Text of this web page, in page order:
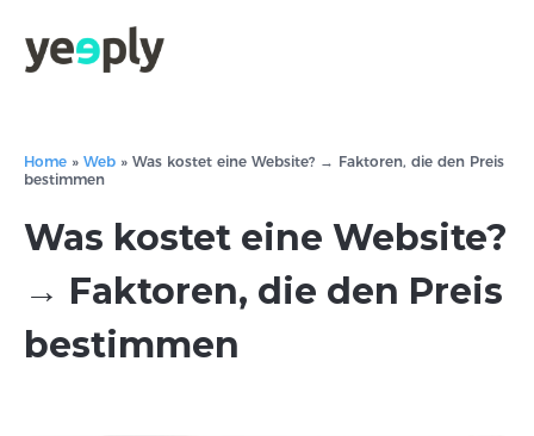
Home » Web » Was kostet eine Website? → Faktoren, die den Preis
bestimmen
Was kostet eine Website?
→ Faktoren, die den Preis
bestimmen